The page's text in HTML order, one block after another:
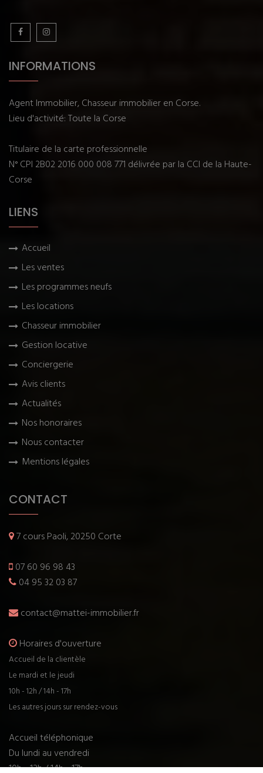
INFORMATIONS
Agent Immobilier, Chasseur immobilier en Corse.
Lieu d'activité: Toute la Corse
Titulaire de la carte professionnelle
N° CPI 2B02 2016 000 008 771 délivrée par la CCI de la Haute-
Corse
LIENS
Accueil
Les ventes
Les programmes neufs
Les locations
Chasseur immobilier
Gestion locative
Conciergerie
Avis clients
Actualités
Nos honoraires
Nous contacter
Mentions légales
CONTACT
7 cours Paoli, 20250 Corte
07 60 96 98 43
04 95 32 03 87
contact@mattei-immobilier.fr
Horaires d'ouverture
Accueil de la clientèle
Le mardi et le jeudi
10h - 12h / 14h - 17h
Les autres jours sur rendez-vous
Accueil téléphonique
Du lundi au vendredi
10h - 12h / 14h - 17h